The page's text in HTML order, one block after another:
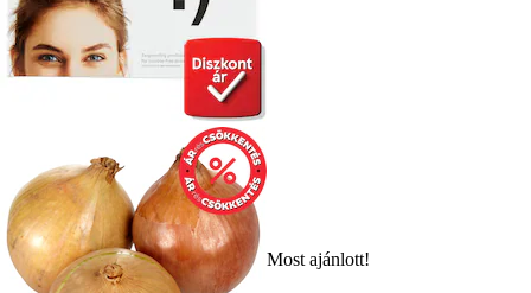
Most ajánlott!